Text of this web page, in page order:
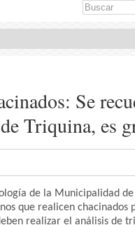
Se
Triquina, es
de la Municipalidad de
que realicen chacinados
realizar el análisis de